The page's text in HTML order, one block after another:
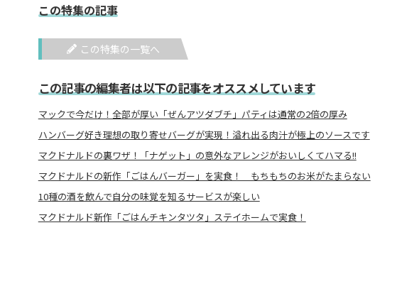
この特集の記事
この特集の一覧へ
この記事の編集者は以下の記事をオススメしています
マックで今だけ！全部が厚い「ぜんアツダブチ」パティは通常の2倍の厚み
ハンバーグ好き理想の取り寄せバーグが実現！溢れ出る肉汁が極上のソースです
マクドナルドの裏ワザ！「ナゲット」の意外なアレンジがおいしくてハマる!!
マクドナルドの新作「ごはんバーガー」を実食！ もちもちのお米がたまらない
10種の酒を飲んで自分の味覚を知るサービスが楽しい
マクドナルド新作「ごはんチキンタツタ」ステイホームで実食！